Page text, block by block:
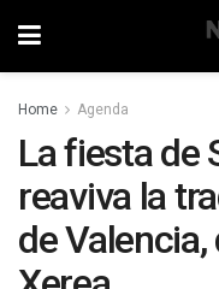
Home Agenda
La fiesta de
reaviva la
de